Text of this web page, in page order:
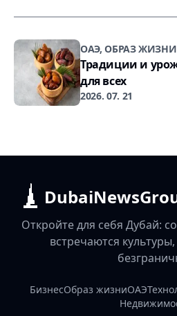
ОАЭ, ОБРАЗ ЖИЗНИ
Традиции и
для всех
2026. 07. 21
Откройте для себя Дубай:
встречаются
БизнесОбраз жизниОАЭ